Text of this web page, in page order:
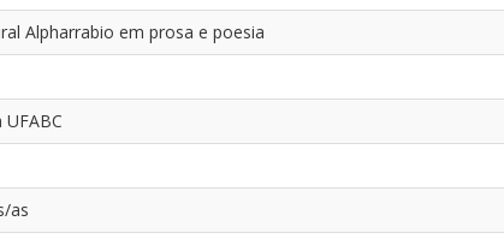
Alpharrabio em prosa e poesia
as